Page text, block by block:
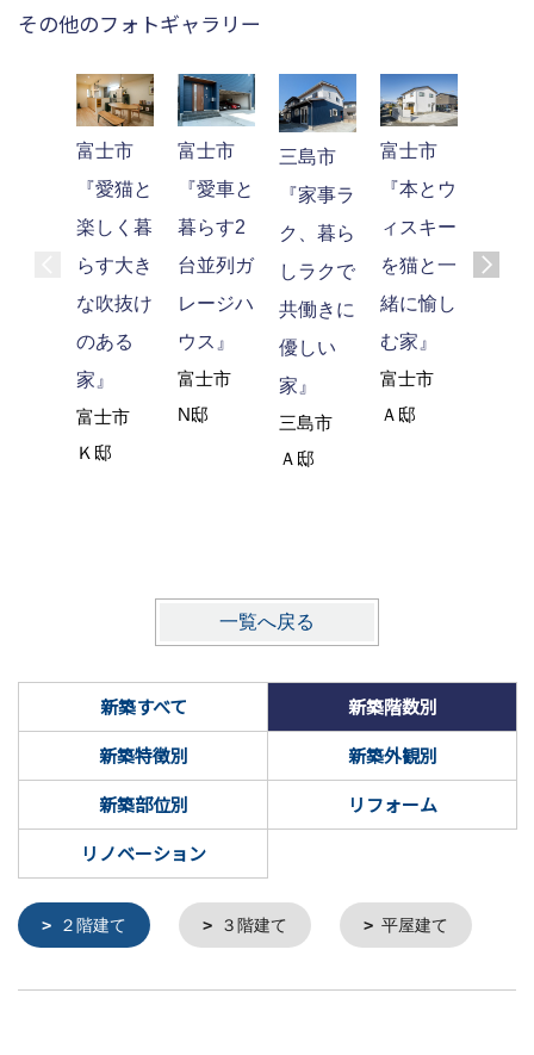
その他のフォトギャラリー
富士市
『愛猫と
楽しく暮
らす大き
な吹抜け
のある
家』
富士市
Ｋ邸
富士市
『愛車と
暮らす2
台並列ガ
レージハ
ウス』
富士市
N邸
三島市
『家事ラ
ク、暮ら
しラクで
共働きに
優しい
家』
三島市
Ａ邸
富士市
『本とウ
ィスキー
を猫と一
緒に愉し
む家』
富士市
Ａ邸
グス
一覧へ戻る
新築すべて
新築階数別
新築特徴別
新築外観別
新築部位別
リフォーム
リノベーション
２階建て ３階建て 平屋建て